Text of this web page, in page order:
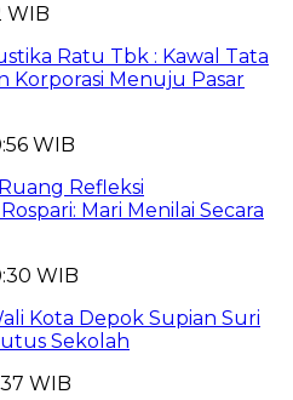
WIB
Ratu Tbk : Kawal Tata
Korporasi Menuju Pasar
WIB
Refleksi
Mari Menilai Secara
WIB
Kota Depok Supian Suri
Sekolah
WIB